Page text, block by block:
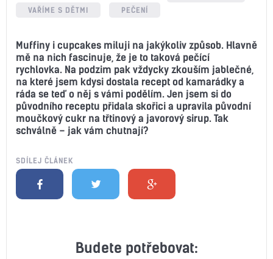
VAŘÍME S DĚTMI
PEČENÍ
Muffiny i cupcakes miluji na jakýkoliv způsob. Hlavně
mě na nich fascinuje, že je to taková pečící
rychlovka. Na podzim pak vždycky zkouším jablečné,
na které jsem kdysi dostala recept od kamarádky a
ráda se teď o něj s vámi podělím. Jen jsem si do
původního receptu přidala skořici a upravila původní
moučkový cukr na třtinový a javorový sirup. Tak
schválně – jak vám chutnají?
SDÍLEJ ČLÁNEK
Budete potřebovat: